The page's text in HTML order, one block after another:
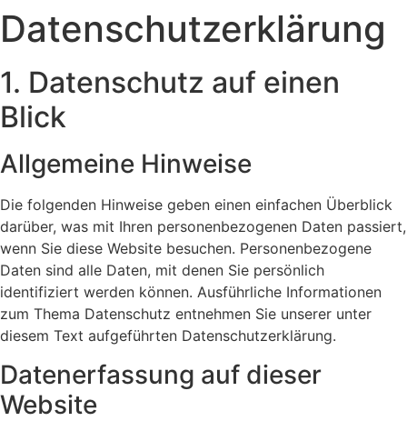
Datenschutz­erklärung
1. Datenschutz auf einen
Blick
Allgemeine Hinweise
Die folgenden Hinweise geben einen einfachen Überblick
darüber, was mit Ihren personenbezogenen Daten passiert,
wenn Sie diese Website besuchen. Personenbezogene
Daten sind alle Daten, mit denen Sie persönlich
identifiziert werden können. Ausführliche Informationen
zum Thema Datenschutz entnehmen Sie unserer unter
diesem Text aufgeführten Datenschutzerklärung.
Datenerfassung auf dieser
Website